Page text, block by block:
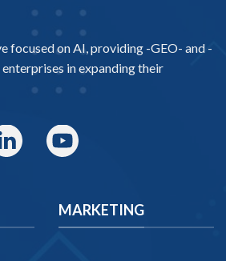
focused on AI, providing -GEO- and -
in expanding their
MARKETING